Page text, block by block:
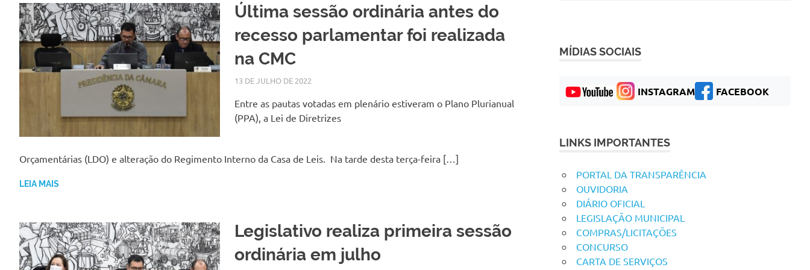
Última sessão ordinária antes do
recesso parlamentar foi realizada
na CMC
13 DE JULHO DE 2022
Entre as pautas votadas em plenário estiveram o Plano Plurianual
(PPA), a Lei de Diretrizes
Orçamentárias (LDO) e alteração do Regimento Interno da Casa de Leis. Na tarde desta terça-feira […]
LEIA MAIS
Legislativo realiza primeira sessão
ordinária em julho
MÍDIAS SOCIAIS
INSTAGRAM FACEBOOK
LINKS IMPORTANTES
PORTAL DA TRANSPARÊNCIA
OUVIDORIA
DIÁRIO OFICIAL
LEGISLAÇÃO MUNICIPAL
COMPRAS/LICITAÇÕES
CONCURSO
CARTA DE SERVIÇOS